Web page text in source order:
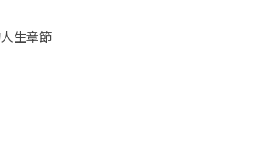
生章節